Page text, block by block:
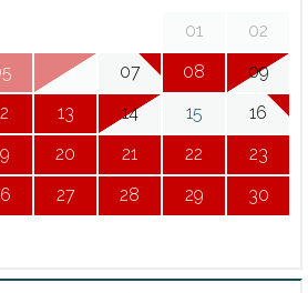
01
02
06 07 08
09
13 14 15
16
20 21 22
23
27 28 29
30